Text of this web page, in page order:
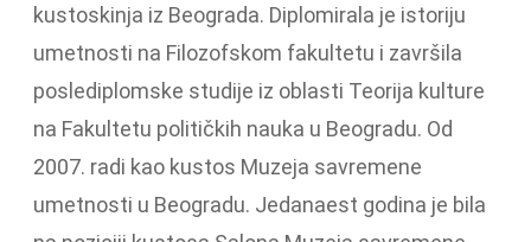
kustoskinja iz Beograda. Diplomirala je istoriju
umetnosti na Filozofskom fakultetu i završila
poslediplomske studije iz oblasti Teorija kulture
na Fakultetu političkih nauka u Beogradu. Od
2007. radi kao kustos Muzeja savremene
umetnosti u Beogradu. Jedanaest godina je bila